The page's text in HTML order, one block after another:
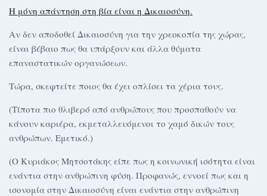
Η μόνη απάντηση στη βία είναι η Δικαιοσύνη.
Αν δεν αποδοθεί Δικαιοσύνη για την χρεοκοπία της χώρας,
είναι βέβαιο πως θα υπάρξουν και άλλα θύματα
επαναστατικών οργανώσεων.
Τώρα, σκεφτείτε ποιος θα έχει οπλίσει τα χέρια τους.
(Τίποτα πιο θλιβερό από ανθρώπους που προσπαθούν να
κάνουν καριέρα, εκμεταλλευόμενοι το χαμό δικών τους
ανθρώπων. Εμετικό.)
(Ο Κυριάκος Μητσοτάκης είπε πως η κοινωνική ισότητα είναι
ενάντια στην ανθρώπινη φύση. Προφανώς, εννοεί πως και η
ισονομία στην Δικαιοσύνη είναι ενάντια στην ανθρώπινη